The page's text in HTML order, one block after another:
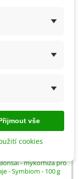
do košíku
- mykorhiza pro
- Symbiom - 100 g
vše
cookies